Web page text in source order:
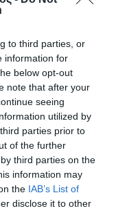
to third parties, or
information for
below opt-out
note that after your
seeing
utilized by
parties prior to
of the further
third parties on the
information may
the IAB’s List of
disclose it to other
πως οι
εμβύθισης, στο
άρθρο.
κάποιο
εμβύθισης, η
κίνδυνο
και κάποια
που
να είναι
αλλά
τεκμηριωθεί αυτή